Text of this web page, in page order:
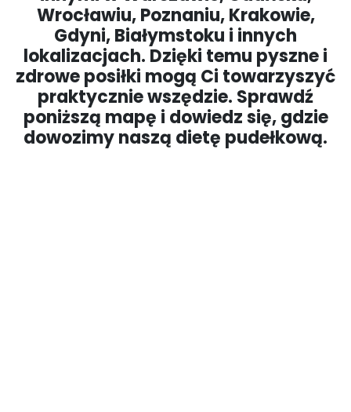
Wrocławiu, Poznaniu, Krakowie,
Gdyni, Białymstoku i innych
lokalizacjach. Dzięki temu pyszne i
zdrowe posiłki mogą Ci towarzyszyć
praktycznie wszędzie. Sprawdź
poniższą mapę i dowiedz się, gdzie
dowozimy naszą dietę pudełkową.